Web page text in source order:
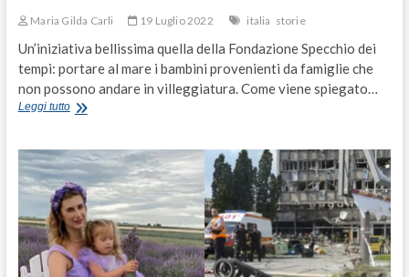
Maria Gilda Carli 19 Luglio 2022 italia storie
Un’iniziativa bellissima quella della Fondazione Specchio dei
tempi: portare al mare i bambini provenienti da famiglie che
non possono andare in villeggiatura. Come viene spiegato…
Leggi tuttoApplausi
Specchio,
porta
al
mare
i
bambini
mai
andati